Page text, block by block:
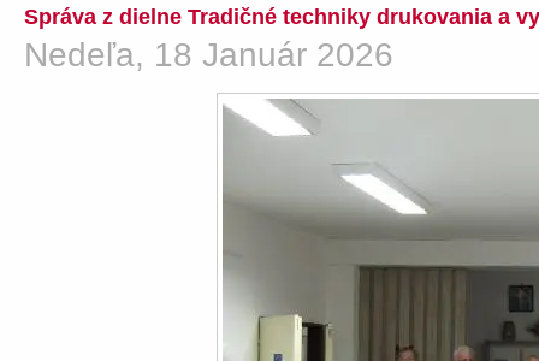
Správa z dielne Tradičné techniky drukovania a
Nedeľa, 18 Január 2026